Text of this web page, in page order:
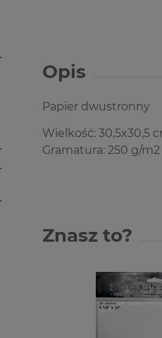
Opis
Papier dwustronny
Wielkość: 30,5x30,5
Gramatura: 250 g/m2
Znasz to?